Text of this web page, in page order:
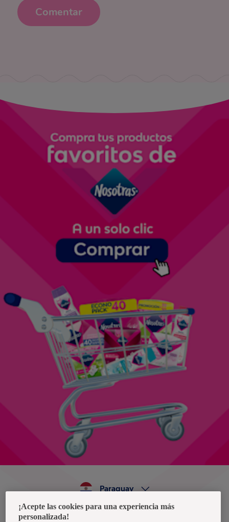
Comentar
Política de privacidad de datos
Paraguay
¡Acepte las cookies para una experiencia más
personalizada!